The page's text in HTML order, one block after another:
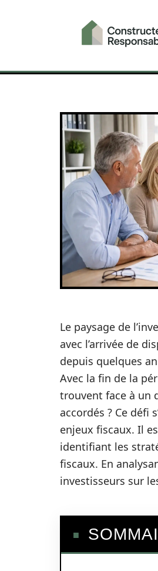
Le paysage de
avec l’arrivée de
depuis quelques
Avec la fin de la
trouvent face à un
accordés ? Ce défi
enjeux fiscaux. Il
identifiant les
fiscaux. En
investisseurs sur